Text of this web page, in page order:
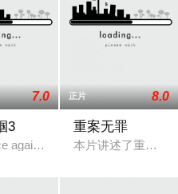
柴在云道峰隐忍修炼。被迫
7.0
3
against time and there will be
正片 8.0
重案无罪
本片讲述了重案组